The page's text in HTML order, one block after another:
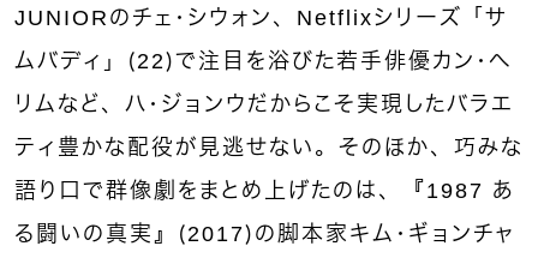
JUNIORのチェ・シウォン、Netflixシリーズ「サ
ムバディ」（22）で注目を浴びた若手俳優カン・へ
リムなど、ハ・ジョンウだからこそ実現したバラエ
ティ豊かな配役が見逃せない。そのほか、巧みな
語り口で群像劇をまとめ上げたのは、『1987 あ
る闘いの真実』（2017）の脚本家キム・ギョンチャ